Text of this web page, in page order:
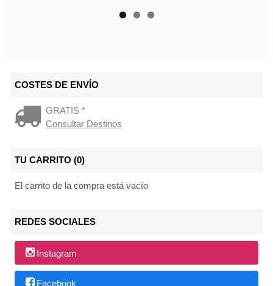
COSTES DE ENVÍO
GRATIS *
Consultar Destinos
TU CARRITO (0)
El carrito de la compra está vacío
REDES SOCIALES
Instagram
Facebook